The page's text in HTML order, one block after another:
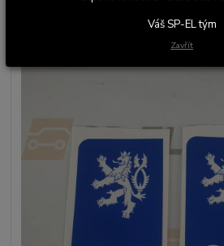
Váš SP-EL tým
Zavřít